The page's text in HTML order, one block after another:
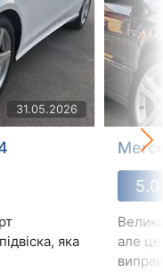
31.05.2026
яка
5.0
але